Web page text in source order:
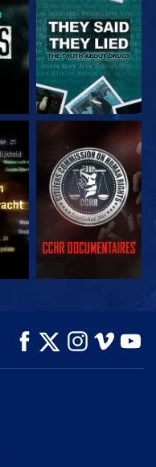
KIJK
KIJK
VERKEN DE SERIE